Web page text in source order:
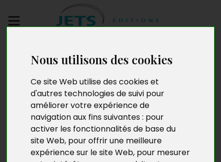
Nous utilisons des cookies
Ce site Web utilise des cookies et
d'autres technologies de suivi pour
améliorer votre expérience de
navigation aux fins suivantes : pour
activer les fonctionnalités de base du
site Web, pour offrir une meilleure
expérience sur le site Web, pour mesurer
manuscrit
Les Violettes rouges